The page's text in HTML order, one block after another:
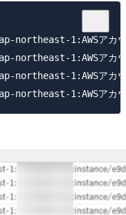
northeast-1:AWSアカ
northeast-1:AWSア
northeast-1:AWSアカ